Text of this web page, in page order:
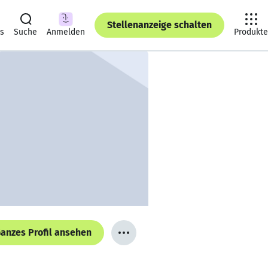
Suche Anmelden
Stellenanzeige schalten
Produkte
Profil ansehen